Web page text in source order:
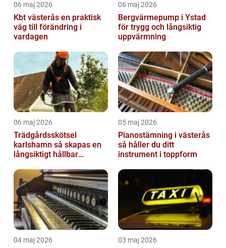
06 maj 2026
Kbt västerås en praktisk
väg till förändring i
vardagen
06 maj 2026
Bergvärmepump i Ystad
för trygg och långsiktig
uppvärmning
06 maj 2026
Trädgårdsskötsel
karlshamn så skapas en
långsiktigt hållbar
05 maj 2026
Pianostämning i västerås
så håller du ditt
instrument i toppform
04 maj 2026 03 maj 2026